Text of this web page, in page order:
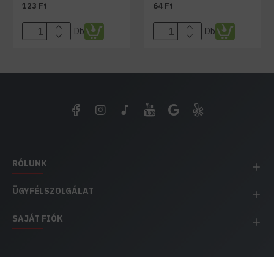
123 Ft
Db
64 Ft
Db
RÓLUNK
ÜGYFÉLSZOLGÁLAT
SAJÁT FIÓK